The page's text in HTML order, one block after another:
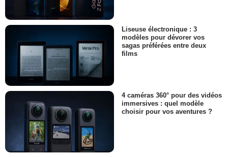
Liseuse électronique : 3
modèles pour dévorer vos
sagas préférées entre deux
films
4 caméras 360° pour des vidéos
immersives : quel modèle
choisir pour vos aventures ?